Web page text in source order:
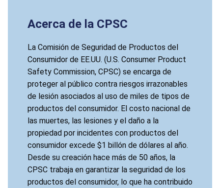
Acerca de la CPSC
La Comisión de Seguridad de Productos del
Consumidor de EE.UU. (U.S. Consumer Product
Safety Commission, CPSC) se encarga de
proteger al público contra riesgos irrazonables
de lesión asociados al uso de miles de tipos de
productos del consumidor. El costo nacional de
las muertes, las lesiones y el daño a la
propiedad por incidentes con productos del
consumidor excede $1 billón de dólares al año.
Desde su creación hace más de 50 años, la
CPSC trabaja en garantizar la seguridad de los
productos del consumidor, lo que ha contribuido